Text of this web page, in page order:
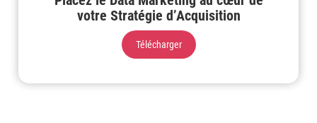
votre Stratégie d’Acquisition
Télécharger